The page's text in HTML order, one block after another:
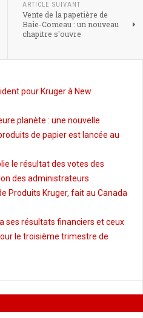
ARTICLE SUIVANT
Vente de la papetière de
Baie-Comeau : un nouveau
chapitre s'ouvre
pour Kruger à New
planète : une nouvelle
de papier est lancée au
le résultat des votes des
des administrateurs
Produits Kruger, fait au Canada
ses résultats financiers et ceux
le troisième trimestre de